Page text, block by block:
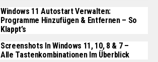
Windows 11 Autostart Verwalten:
Programme Hinzufügen & Entfernen – So
Klappt’s
Screenshots In Windows 11, 10, 8 & 7 –
Alle Tastenkombinationen Im Überblick